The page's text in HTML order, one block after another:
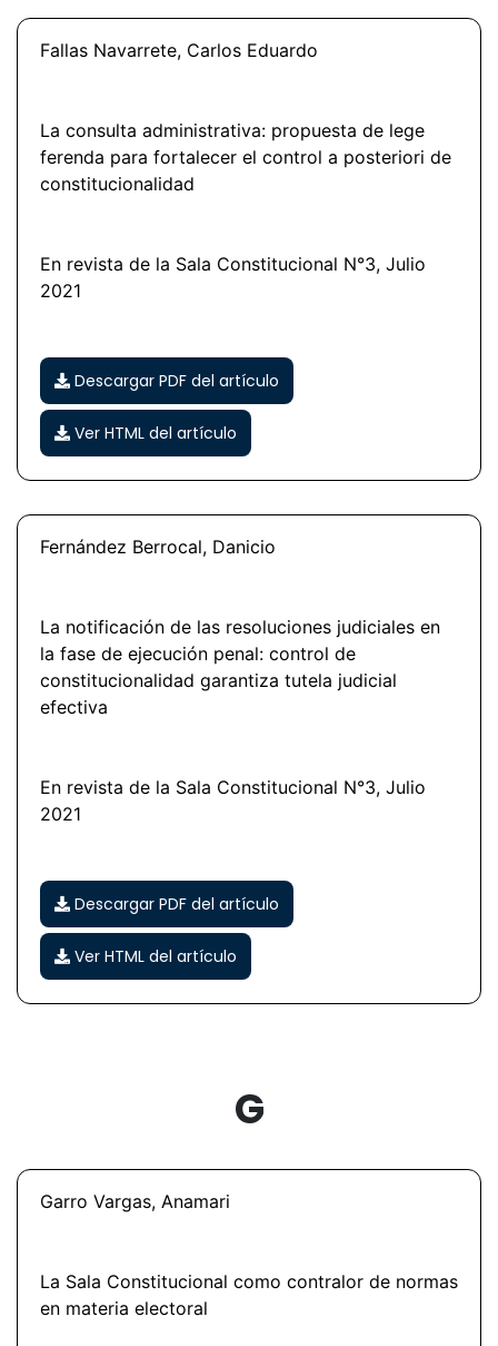
Fallas Navarrete, Carlos Eduardo
La consulta administrativa: propuesta de lege
ferenda para fortalecer el control a posteriori de
constitucionalidad
En revista de la Sala Constitucional N°3, Julio
2021
Descargar PDF del artículo
Ver HTML del artículo
Fernández Berrocal, Danicio
La notificación de las resoluciones judiciales en
la fase de ejecución penal: control de
constitucionalidad garantiza tutela judicial
efectiva
En revista de la Sala Constitucional N°3, Julio
2021
Descargar PDF del artículo
Ver HTML del artículo
G
Garro Vargas, Anamari
La Sala Constitucional como contralor de normas
en materia electoral